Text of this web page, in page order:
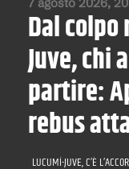
Dal
Juve, chi
partire:
rebus
LUCUMÍ-JUVE, C’È